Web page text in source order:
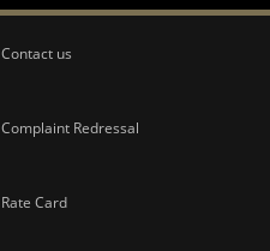
Contact us
Complaint Redressal
Rate Card